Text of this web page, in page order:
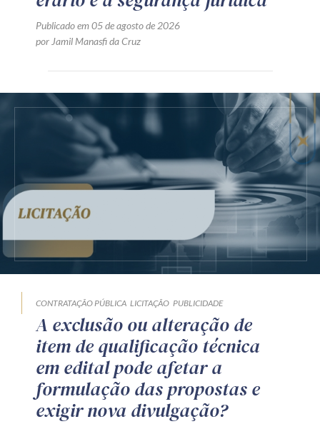
Publicado em 05 de agosto de 2026
por Jamil Manasfi da Cruz
CONTRATAÇÃO PÚBLICA LICITAÇÃO PUBLICIDADE
A exclusão ou alteração de
item de qualificação técnica
em edital pode afetar a
formulação das propostas e
exigir nova divulgação?